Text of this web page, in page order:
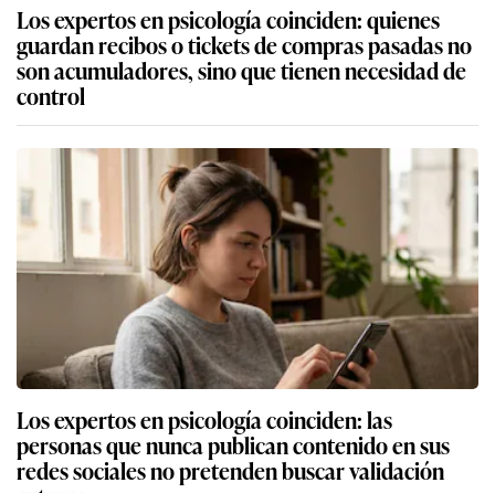
Los expertos en psicología coinciden: quienes
guardan recibos o tickets de compras pasadas no
son acumuladores, sino que tienen necesidad de
control
Los expertos en psicología coinciden: las
personas que nunca publican contenido en sus
redes sociales no pretenden buscar validación